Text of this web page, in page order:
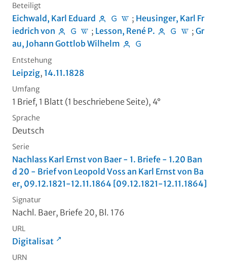
Beteiligt
Eichwald, Karl Eduard ; Heusinger, Karl Fr
iedrich von
; Lesson, René P. ; Gr
au, Johann Gottlob Wilhelm
Entstehung
Leipzig, 14.11.1828
Umfang
1 Brief, 1 Blatt (1 beschriebene Seite), 4°
Sprache
Deutsch
Serie
Nachlass Karl Ernst von Baer - 1. Briefe - 1.20 Ban
d 20 - Brief von Leopold Voss an Karl Ernst von Ba
er, 09.12.1821-12.11.1864 [09.12.1821-12.11.1864]
Signatur
Nachl. Baer, Briefe 20, Bl. 176
URL
Digitalisat
URN